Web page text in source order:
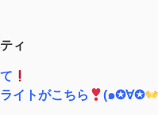
ィ
イトがこちら
(๑✪∀✪